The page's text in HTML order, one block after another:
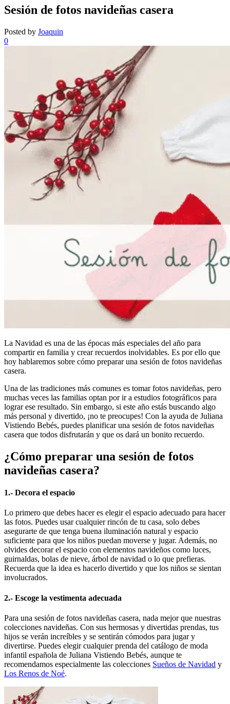
Sesión de fotos navideñas casera
Posted by Joaquin
0
La Navidad es una de las épocas más especiales del año para
compartir en familia y crear recuerdos inolvidables. Es por ello que
hoy hablaremos sobre cómo preparar una sesión de fotos navideñas
casera.
Una de las tradiciones más comunes es tomar fotos navideñas, pero
muchas veces las familias optan por ir a estudios fotográficos para
lograr ese resultado. Sin embargo, si este año estás buscando algo
más personal y divertido, ¡no te preocupes! Con la ayuda de Juliana
Vistiendo Bebés, puedes planificar una sesión de fotos navideñas
casera que todos disfrutarán y que os dará un bonito recuerdo.
¿Cómo preparar una sesión de fotos
navideñas casera?
1.- Decora el espacio
Lo primero que debes hacer es elegir el espacio adecuado para hacer
las fotos. Puedes usar cualquier rincón de tu casa, solo debes
asegurarte de que tenga buena iluminación natural y espacio
suficiente para que los niños puedan moverse y jugar. Además, no
olvides decorar el espacio con elementos navideños como luces,
guirnaldas, bolas de nieve, árbol de navidad o lo que prefieras.
Recuerda que la idea es hacerlo divertido y que los niños se sientan
involucrados.
2.- Escoge la vestimenta adecuada
Para una sesión de fotos navideñas casera, nada mejor que nuestras
colecciones navideñas. Con sus hermosas y divertidas prendas, tus
hijos se verán increíbles y se sentirán cómodos para jugar y
divertirse. Puedes elegir cualquier prenda del catálogo de moda
infantil española de Juliana Vistiendo Bebés, aunque te
recomendamos especialmente las colecciones Sueños de Navidad y
Los Renos de Noé.